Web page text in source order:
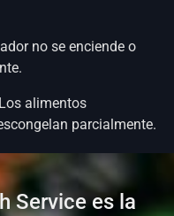
no se enciende o
Los alimentos
parcialmente.
Service es la